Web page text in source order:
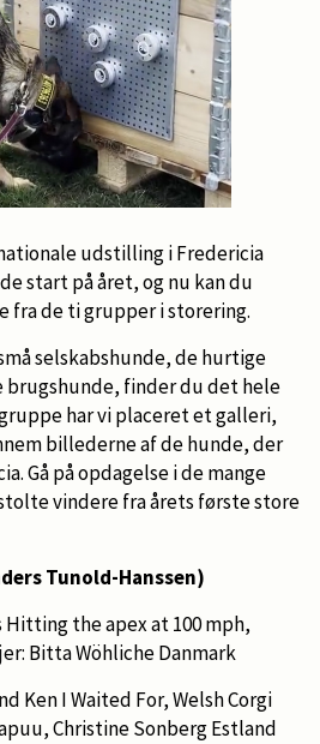
udstilling i Fredericia
start på året, og nu kan du
fra de ti grupper i storering.
selskabshunde, de hurtige
finder du det hele
har vi placeret et galleri,
billederne af de hunde, der
Gå på opdagelse i de mange
vindere fra årets første store
Tunold-Hanssen)
Hitting the apex at 100 mph,
Bitta Wöhliche Danmark
Ken I Waited For, Welsh Corgi
Christine Sonberg Estland